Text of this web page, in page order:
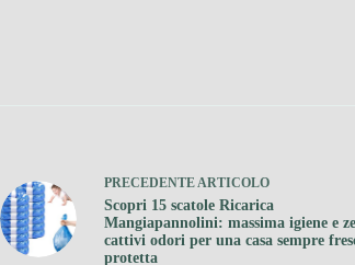
PRECEDENTE ARTICOLO
Scopri 15 scatole Ricarica
Mangiapannolini: massima igiene e
cattivi odori per una casa sempre
protetta